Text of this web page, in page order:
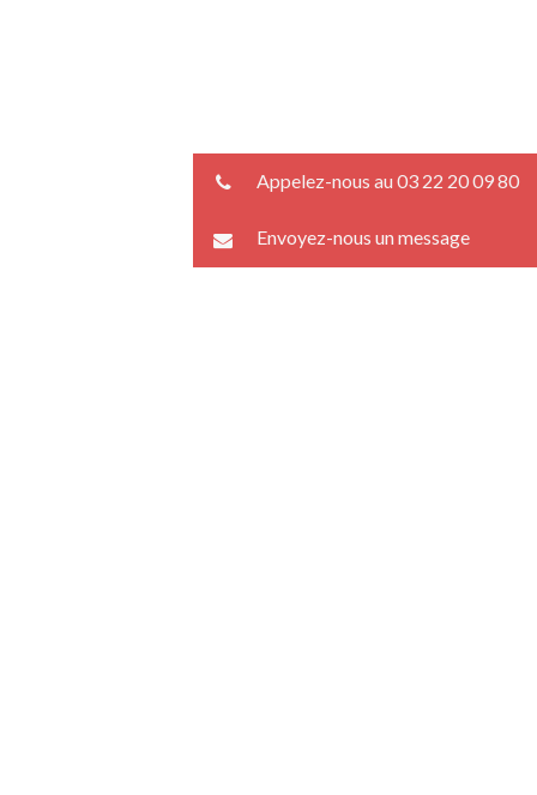
Appelez-nous au 03 22 20 09 80
Envoyez-nous un message